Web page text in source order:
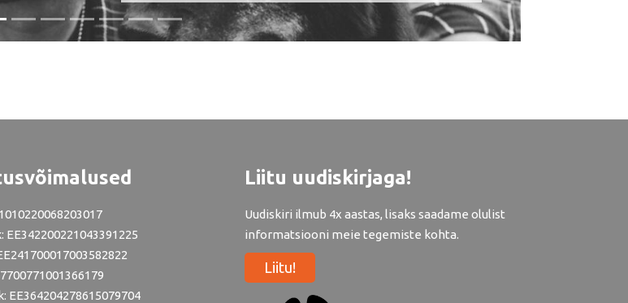
EE342200221043391225
EE364204278615079704
Liitu uudiskirjaga!
Uudiskiri ilmub 4x aastas, lisaks saadame olulist
informatsiooni meie tegemiste kohta.
Liitu!